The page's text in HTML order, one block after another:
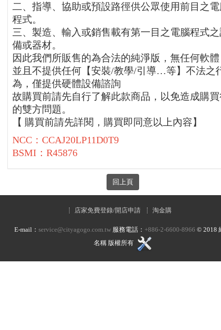
二、指導、協助或預設路徑供公眾使用前目之
程式。
三、製造、輸入或銷售載有第一目之電腦程式
備或器材。
因此我們所販售的為合法的純淨版，無任何軟體
並且不提供任何【安裝/教學/引導…等】不法之
為，僅提供硬體設備諮詢
故購買前請先自行了解此款商品，以免造成購
的雙方問題。
【 購買前請先詳閱，購買即同意以上內容】
NCC：CCAJ20LP11D0T9
BSMI：R45876
店家免費登錄/開店申請 淘金購
E-mail： service@cityagogo.com.tw 服務電話： +886-2-6600-8966 ©2018
名稱 版權所有